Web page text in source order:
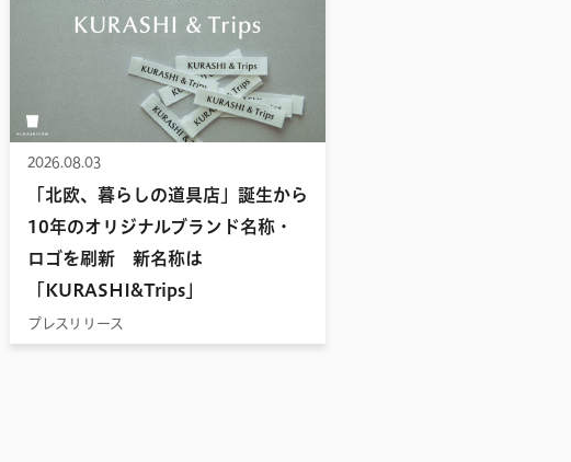
2026.08.03
「北欧、暮らしの道具店」誕生から
10年のオリジナルブランド名称・
ロゴを刷新 新名称は
「KURASHI&Trips」
プレスリリース